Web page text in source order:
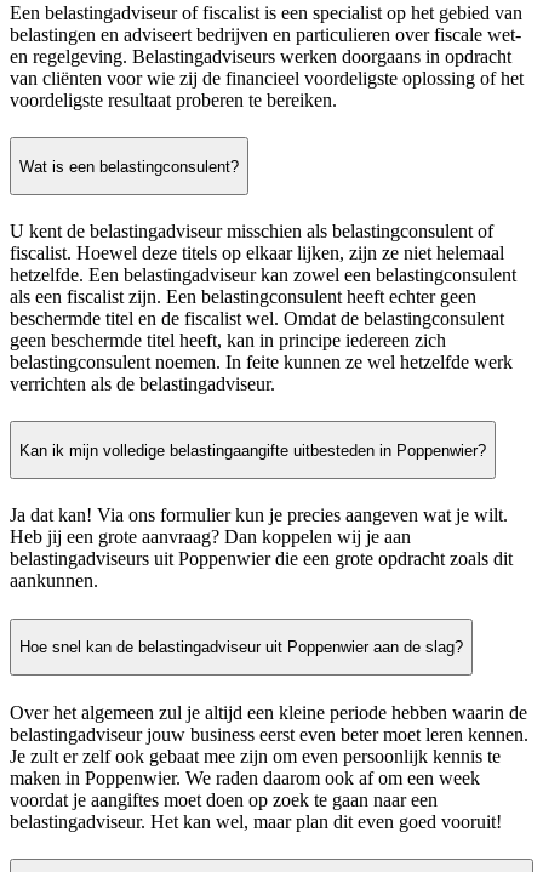
Een belastingadviseur of fiscalist is een specialist op het gebied van
belastingen en adviseert bedrijven en particulieren over fiscale wet-
en regelgeving. Belastingadviseurs werken doorgaans in opdracht
van cliënten voor wie zij de financieel voordeligste oplossing of het
voordeligste resultaat proberen te bereiken.
Wat is een belastingconsulent?
U kent de belastingadviseur misschien als belastingconsulent of
fiscalist. Hoewel deze titels op elkaar lijken, zijn ze niet helemaal
hetzelfde. Een belastingadviseur kan zowel een belastingconsulent
als een fiscalist zijn. Een belastingconsulent heeft echter geen
beschermde titel en de fiscalist wel. Omdat de belastingconsulent
geen beschermde titel heeft, kan in principe iedereen zich
belastingconsulent noemen. In feite kunnen ze wel hetzelfde werk
verrichten als de belastingadviseur.
Kan ik mijn volledige belastingaangifte uitbesteden in Poppenwier?
Ja dat kan! Via ons formulier kun je precies aangeven wat je wilt.
Heb jij een grote aanvraag? Dan koppelen wij je aan
belastingadviseurs uit Poppenwier die een grote opdracht zoals dit
aankunnen.
Hoe snel kan de belastingadviseur uit Poppenwier aan de slag?
Over het algemeen zul je altijd een kleine periode hebben waarin de
belastingadviseur jouw business eerst even beter moet leren kennen.
Je zult er zelf ook gebaat mee zijn om even persoonlijk kennis te
maken in Poppenwier. We raden daarom ook af om een week
voordat je aangiftes moet doen op zoek te gaan naar een
belastingadviseur. Het kan wel, maar plan dit even goed vooruit!